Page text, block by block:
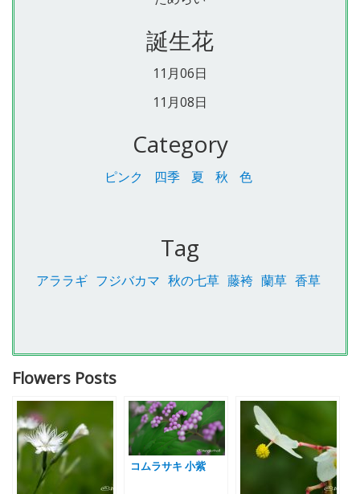
誕生花
11月06日
11月08日
Category
ピンク 四季 夏 秋 色
Tag
アララギ フジバカマ 秋の七草 藤袴 蘭草 香草
Flowers Posts
コムラサキ 小紫